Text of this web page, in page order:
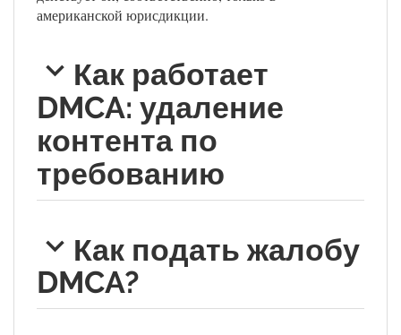
американской юрисдикции.
Как работает
DMCA: удаление
контента по
требованию
Как подать жалобу
DMCA?